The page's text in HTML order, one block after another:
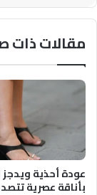
مقالات ذات
عودة أحذية ويدجز
بأناقة عصرية